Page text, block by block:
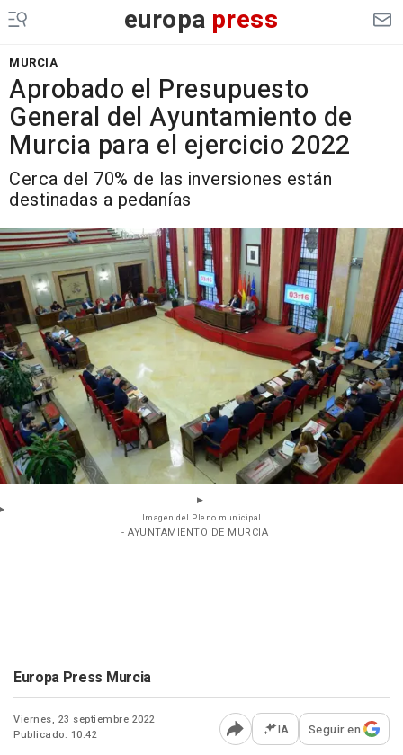
europa press
MURCIA
Aprobado el Presupuesto
General del Ayuntamiento de
Murcia para el ejercicio 2022
Cerca del 70% de las inversiones están
destinadas a pedanías
Imagen del Pleno municipal
- AYUNTAMIENTO DE MURCIA
Europa Press Murcia
Viernes, 23 septiembre 2022
Publicado: 10:42
Abrir opciones para
IA Seguir en